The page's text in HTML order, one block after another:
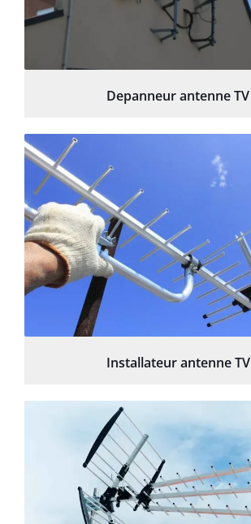
Depanneur antenne TV
Installateur antenne TV